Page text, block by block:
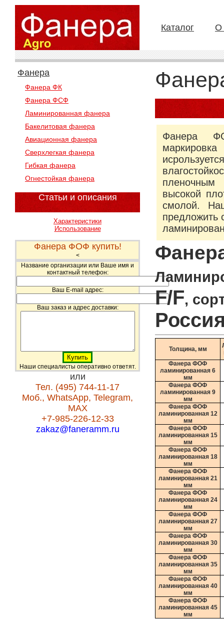
Каталог О
Фанера
Фанера ФК
Фанера ФСФ
Ламинированная фанера
Бакелитовая фанера
Авиационная фанера
Сверхлегкая фанера
Гибкая фанера
Огнестойкая фанера
Статьи и описания
Характеристики
Использование
Фанера ФОФ купить!
<
Название организации или Ваше имя и
контактный телефон:
Ваш E-mail адрес:
Ваш заказ и адрес доставки:
Наши специалисты оперативно ответят.
или
Тел. (495) 744-11-17
Моб., WhatsApp, Telegram,
MAX
+7-985-226-12-33
zakaz@faneramm.ru
Фанера
высокой
смолой.
F/F,
Толщина, мм
Фанера ФОФ
ламинированная 6
мм
Фанера ФОФ
ламинированная 9
мм
Фанера ФОФ
ламинированная 12
мм
Фанера ФОФ
ламинированная 15
мм
Фанера ФОФ
ламинированная 18
мм
Фанера ФОФ
ламинированная 21
мм
Фанера ФОФ
ламинированная 24
мм
Фанера ФОФ
ламинированная 27
мм
Фанера ФОФ
ламинированная 30
мм
Фанера ФОФ
ламинированная 35
мм
Фанера ФОФ
ламинированная 40
мм
Фанера ФОФ
ламинированная 45
мм